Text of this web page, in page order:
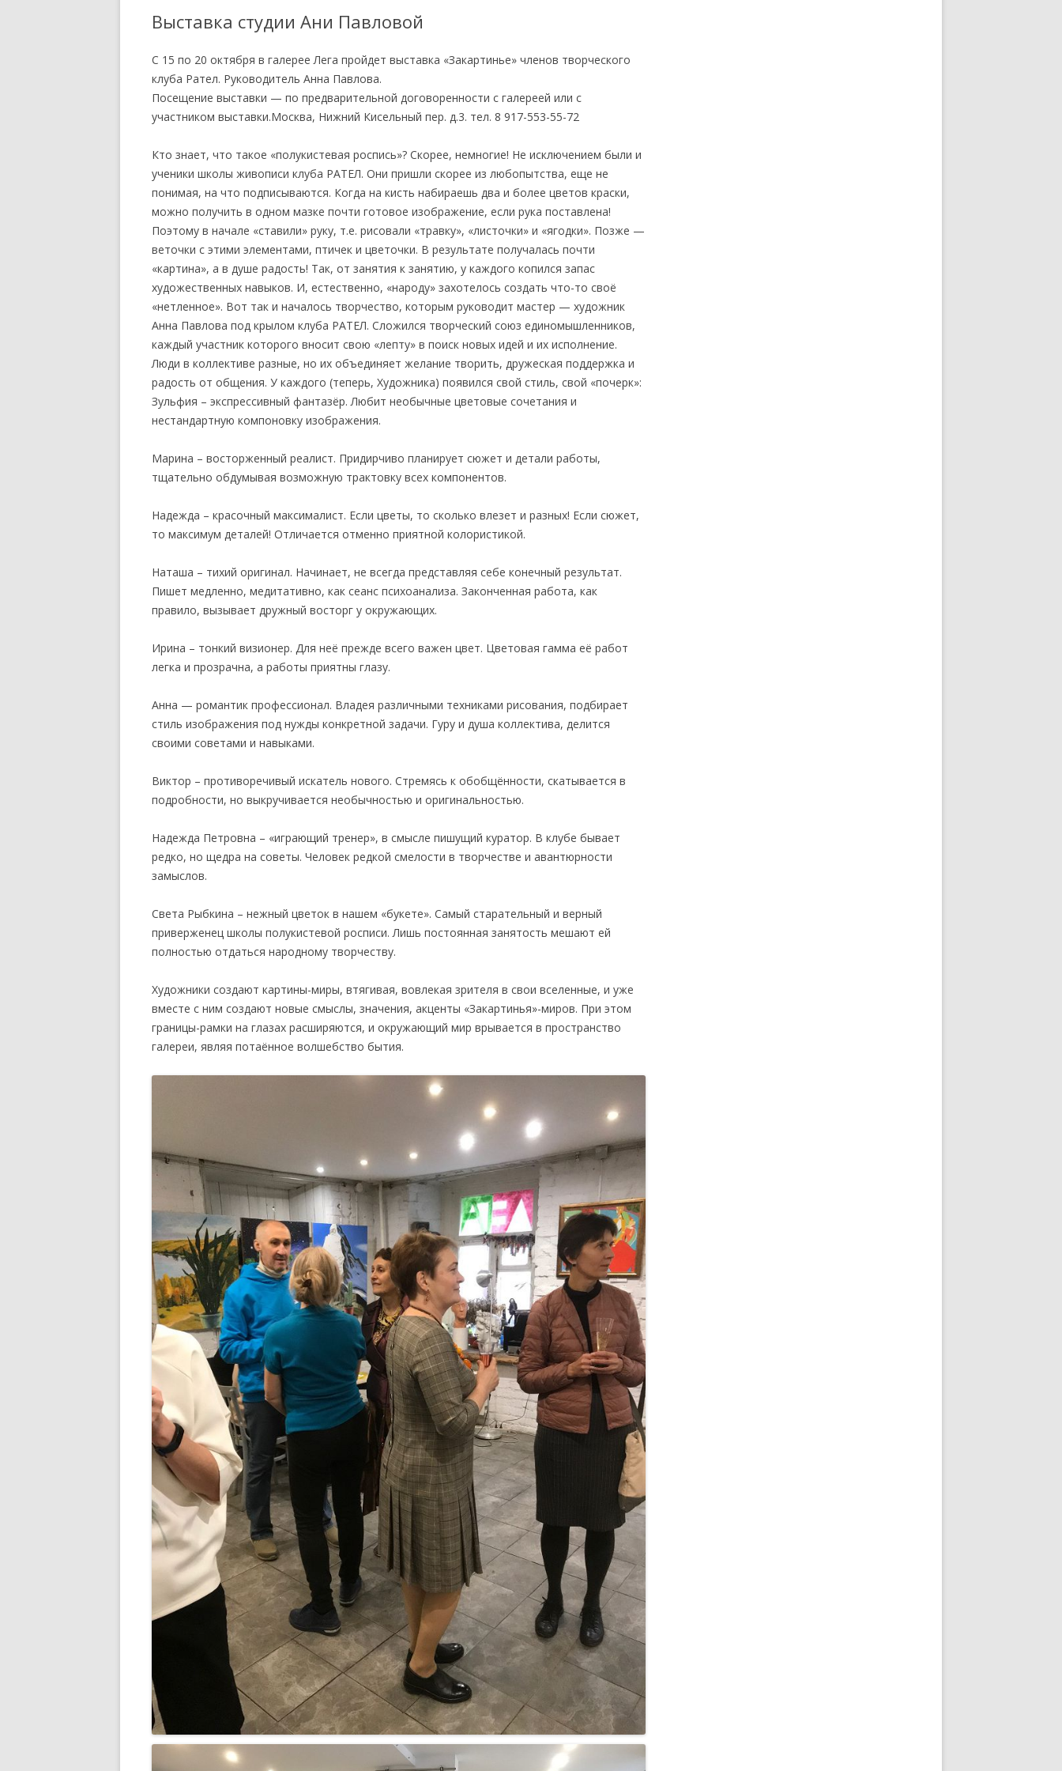
Выставка студии Ани Павловой
С 15 по 20 октября в галерее Лега пройдет выставка «Закартинье» членов творческого
клуба Рател. Руководитель Анна Павлова.
Посещение выставки — по предварительной договоренности с галереей или с
участником выставки.Москва, Нижний Кисельный пер. д.3. тел. 8 917-553-55-72
Кто знает, что такое «полукистевая роспись»? Скорее, немногие! Не исключением были и
ученики школы живописи клуба РАТЕЛ. Они пришли скорее из любопытства, еще не
понимая, на что подписываются. Когда на кисть набираешь два и более цветов краски,
можно получить в одном мазке почти готовое изображение, если рука поставлена!
Поэтому в начале «ставили» руку, т.е. рисовали «травку», «листочки» и «ягодки». Позже —
веточки с этими элементами, птичек и цветочки. В результате получалась почти
«картина», а в душе радость! Так, от занятия к занятию, у каждого копился запас
художественных навыков. И, естественно, «народу» захотелось создать что-то своё
«нетленное». Вот так и началось творчество, которым руководит мастер — художник
Анна Павлова под крылом клуба РАТЕЛ. Сложился творческий союз единомышленников,
каждый участник которого вносит свою «лепту» в поиск новых идей и их исполнение.
Люди в коллективе разные, но их объединяет желание творить, дружеская поддержка и
радость от общения. У каждого (теперь, Художника) появился свой стиль, свой «почерк»:
Зульфия – экспрессивный фантазёр. Любит необычные цветовые сочетания и
нестандартную компоновку изображения.
Марина – восторженный реалист. Придирчиво планирует сюжет и детали работы,
тщательно обдумывая возможную трактовку всех компонентов.
Надежда – красочный максималист. Если цветы, то сколько влезет и разных! Если сюжет,
то максимум деталей! Отличается отменно приятной колористикой.
Наташа – тихий оригинал. Начинает, не всегда представляя себе конечный результат.
Пишет медленно, медитативно, как сеанс психоанализа. Законченная работа, как
правило, вызывает дружный восторг у окружающих.
Ирина – тонкий визионер. Для неё прежде всего важен цвет. Цветовая гамма её работ
легка и прозрачна, а работы приятны глазу.
Анна — романтик профессионал. Владея различными техниками рисования, подбирает
стиль изображения под нужды конкретной задачи. Гуру и душа коллектива, делится
своими советами и навыками.
Виктор – противоречивый искатель нового. Стремясь к обобщённости, скатывается в
подробности, но выкручивается необычностью и оригинальностью.
Надежда Петровна – «играющий тренер», в смысле пишущий куратор. В клубе бывает
редко, но щедра на советы. Человек редкой смелости в творчестве и авантюрности
замыслов.
Света Рыбкина – нежный цветок в нашем «букете». Самый старательный и верный
приверженец школы полукистевой росписи. Лишь постоянная занятость мешают ей
полностью отдаться народному творчеству.
Художники создают картины-миры, втягивая, вовлекая зрителя в свои вселенные, и уже
вместе с ним создают новые смыслы, значения, акценты «Закартинья»-миров. При этом
границы-рамки на глазах расширяются, и окружающий мир врывается в пространство
галереи, являя потаённое волшебство бытия.